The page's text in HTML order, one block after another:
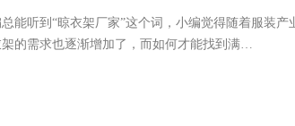
能听到“晾衣架厂家”这个词，小编觉得随着服装产
架的需求也逐渐增加了，而如何才能找到满…